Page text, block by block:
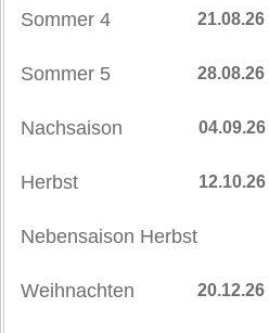
Sommer 4 21.08.26
Sommer 5 28.08.26
Nachsaison 04.09.26
Herbst
Nebensaison Herbst
Weihnachten 20.12.26